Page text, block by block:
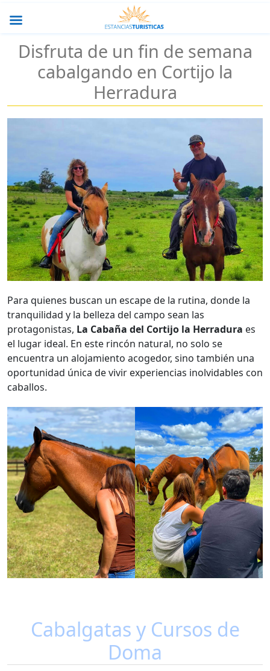
Disfruta de un fin de semana
cabalgando en Cortijo la
Herradura
Para quienes buscan un escape de la rutina, donde la
tranquilidad y la belleza del campo sean las
protagonistas, La Cabaña del Cortijo la Herradura es
el lugar ideal. En este rincón natural, no solo se
encuentra un alojamiento acogedor, sino también una
oportunidad única de vivir experiencias inolvidables con
caballos.
Cabalgatas y Cursos de
Doma